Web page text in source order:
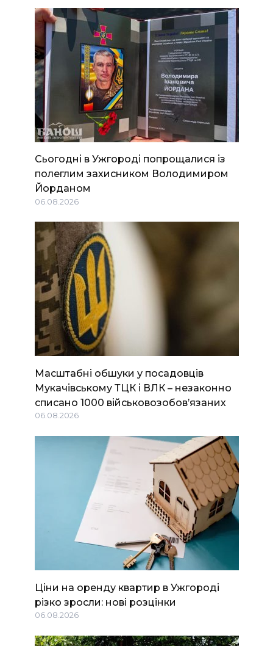
Сьогодні в Ужгороді попрощалися із
полеглим захисником Володимиром
Йорданом
06.08.2026
Масштабні обшуки у посадовців
Мукачівському ТЦК і ВЛК – незаконно
списано 1000 військовозобов’язаних
06.08.2026
Ціни на оренду квартир в Ужгороді
різко зросли: нові розцінки
06.08.2026